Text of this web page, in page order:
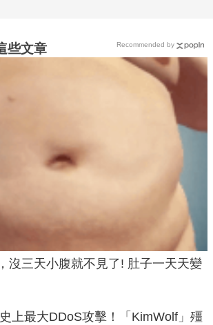
些文章
沒三天小腹就不見了! 肚子一天天變
史上最大DDoS攻擊！「KimWolf」殭
Recommended by